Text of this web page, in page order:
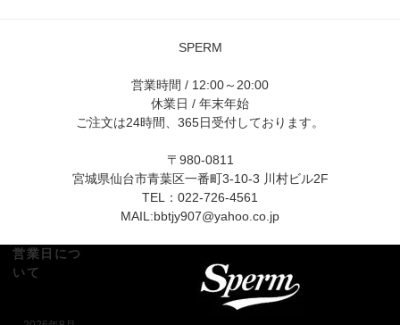
SPERM
営業時間 / 12:00～20:00
休業日 / 年末年始
ご注文は24時間、365日受付しております。
〒980-0811
宮城県仙台市青葉区一番町3-10-3 川村ビル2F
TEL：022-726-4561
MAIL:bbtjy907@yahoo.co.jp
営業日につ
いて